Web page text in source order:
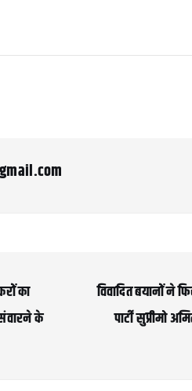
का
के
विवादित बयानों ने
पार्टी सुप्रीमो